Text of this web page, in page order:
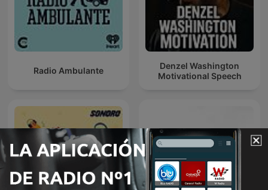
Radio Ambulante
Denzel Washington
Motivational Speech